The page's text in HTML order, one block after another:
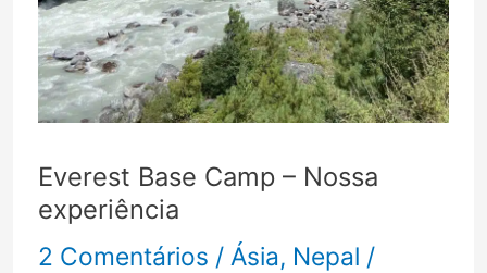
Everest Base Camp – Nossa
experiência
2 Comentários / Ásia, Nepal /